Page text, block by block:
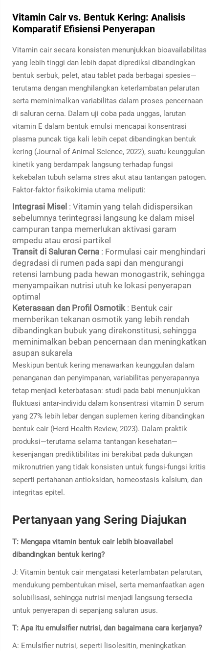
Vitamin Cair vs. Bentuk Kering: Analisis
Komparatif Efisiensi Penyerapan
Vitamin cair secara konsisten menunjukkan bioavailabilitas
yang lebih tinggi dan lebih dapat diprediksi dibandingkan
bentuk serbuk, pelet, atau tablet pada berbagai spesies—
terutama dengan menghilangkan keterlambatan pelarutan
serta meminimalkan variabilitas dalam proses pencernaan
di saluran cerna. Dalam uji coba pada unggas, larutan
vitamin E dalam bentuk emulsi mencapai konsentrasi
plasma puncak tiga kali lebih cepat dibandingkan bentuk
kering (Journal of Animal Science, 2022), suatu keunggulan
kinetik yang berdampak langsung terhadap fungsi
kekebalan tubuh selama stres akut atau tantangan patogen.
Faktor-faktor fisikokimia utama meliputi:
Integrasi Misel : Vitamin yang telah didispersikan
sebelumnya terintegrasi langsung ke dalam misel
campuran tanpa memerlukan aktivasi garam
empedu atau erosi partikel
Transit di Saluran Cerna : Formulasi cair menghindari
degradasi di rumen pada sapi dan mengurangi
retensi lambung pada hewan monogastrik, sehingga
menyampaikan nutrisi utuh ke lokasi penyerapan
optimal
Keterasaan dan Profil Osmotik : Bentuk cair
memberikan tekanan osmotik yang lebih rendah
dibandingkan bubuk yang direkonstitusi, sehingga
meminimalkan beban pencernaan dan meningkatkan
asupan sukarela
Meskipun bentuk kering menawarkan keunggulan dalam
penanganan dan penyimpanan, variabilitas penyerapannya
tetap menjadi keterbatasan: studi pada babi menunjukkan
fluktuasi antar-individu dalam konsentrasi vitamin D serum
yang 27% lebih lebar dengan suplemen kering dibandingkan
bentuk cair (Herd Health Review, 2023). Dalam praktik
produksi—terutama selama tantangan kesehatan—
kesenjangan prediktibilitas ini berakibat pada dukungan
mikronutrien yang tidak konsisten untuk fungsi-fungsi kritis
seperti pertahanan antioksidan, homeostasis kalsium, dan
integritas epitel.
Pertanyaan yang Sering Diajukan
T: Mengapa vitamin bentuk cair lebih bioavailabel
dibandingkan bentuk kering?
J: Vitamin bentuk cair mengatasi keterlambatan pelarutan,
mendukung pembentukan misel, serta memanfaatkan agen
solubilisasi, sehingga nutrisi menjadi langsung tersedia
untuk penyerapan di sepanjang saluran usus.
T: Apa itu emulsifier nutrisi, dan bagaimana cara kerjanya?
A: Emulsifier nutrisi, seperti lisolesitin, meningkatkan